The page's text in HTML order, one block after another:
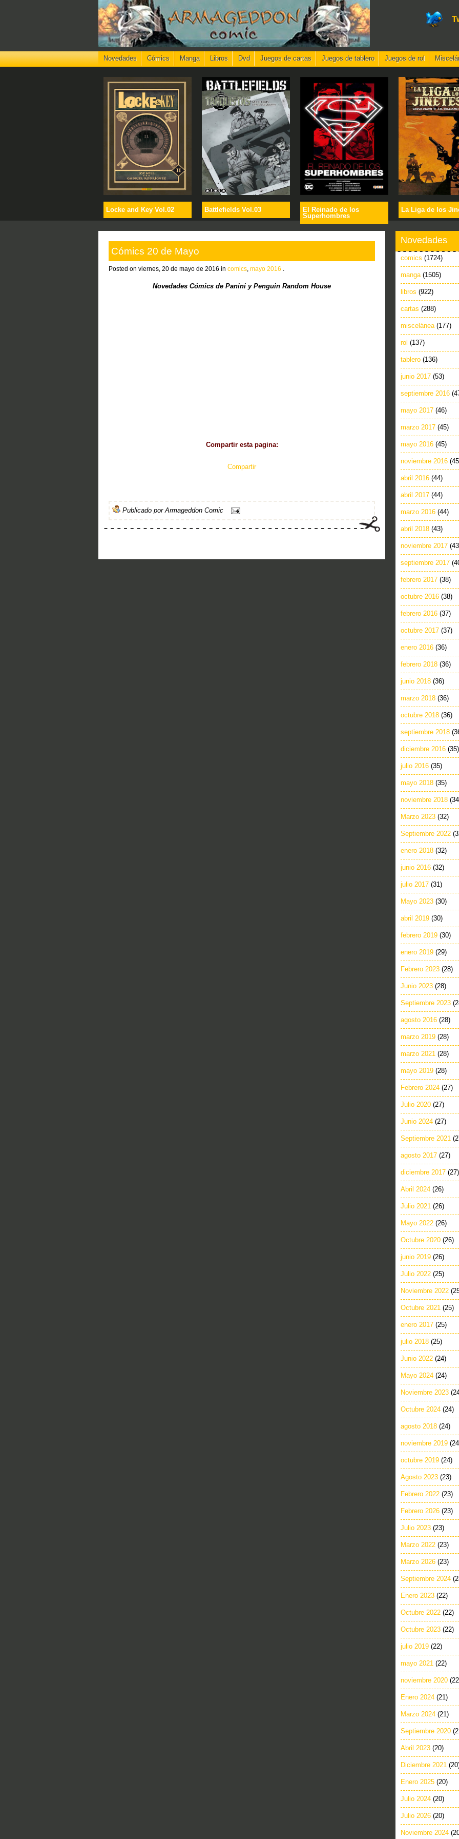
Novedades Cómics Manga Libros Dvd Juegos de cartas Juegos de tablero Juegos de rol
Locke and Key Vol.02 Battlefields Vol.03
El Reinado de los
Superhombres
La Liga de los
Cómics 20 de Mayo
Posted on viernes, 20 de mayo de 2016 in comics mayo 2016
Novedades Cómics de Panini y Penguin Random House
Compartir esta pagina:
Compartir
Publicado porArmageddon Comic
Novedades
comics (1724)
manga (1505)
libros (922)
cartas (288)
miscelánea (177)
rol (137)
tablero (136)
junio 2017 (53)
septiembre 2016
mayo 2017 (46)
marzo 2017 (45)
mayo 2016 (45)
noviembre 2016
abril 2016 (44)
abril 2017 (44)
marzo 2016 (44)
abril 2018 (43)
noviembre 2017
septiembre 2017
febrero 2017 (38)
octubre 2016 (38)
febrero 2016 (37)
octubre 2017 (37)
enero 2016 (36)
febrero 2018 (36)
junio 2018 (36)
marzo 2018 (36)
octubre 2018 (36)
septiembre 2018
diciembre 2016 (35)
julio 2016 (35)
mayo 2018 (35)
noviembre 2018
Marzo 2023 (32)
Septiembre 2022
enero 2018 (32)
junio 2016 (32)
julio 2017 (31)
Mayo 2023 (30)
abril 2019 (30)
febrero 2019 (30)
enero 2019 (29)
Febrero 2023 (28)
Junio 2023 (28)
Septiembre 2023
agosto 2016 (28)
marzo 2019 (28)
marzo 2021 (28)
mayo 2019 (28)
Febrero 2024 (27)
Julio 2020 (27)
Junio 2024 (27)
Septiembre 2021
agosto 2017 (27)
diciembre 2017 (27)
Abril 2024 (26)
Julio 2021 (26)
Mayo 2022 (26)
Octubre 2020 (26)
junio 2019 (26)
Julio 2022 (25)
Noviembre 2022
Octubre 2021 (25)
enero 2017 (25)
julio 2018 (25)
Junio 2022 (24)
Mayo 2024 (24)
Noviembre 2023
Octubre 2024 (24)
agosto 2018 (24)
noviembre 2019
octubre 2019 (24)
Agosto 2023 (23)
Febrero 2022 (23)
Febrero 2026 (23)
Julio 2023 (23)
Marzo 2022 (23)
Marzo 2026 (23)
Septiembre 2024
Enero 2023 (22)
Octubre 2022 (22)
Octubre 2023 (22)
julio 2019 (22)
mayo 2021 (22)
noviembre 2020
Enero 2024 (21)
Marzo 2024 (21)
Septiembre 2020
Abril 2023 (20)
Diciembre 2021
Enero 2025 (20)
Julio 2024 (20)
Julio 2026 (20)
Noviembre 2024